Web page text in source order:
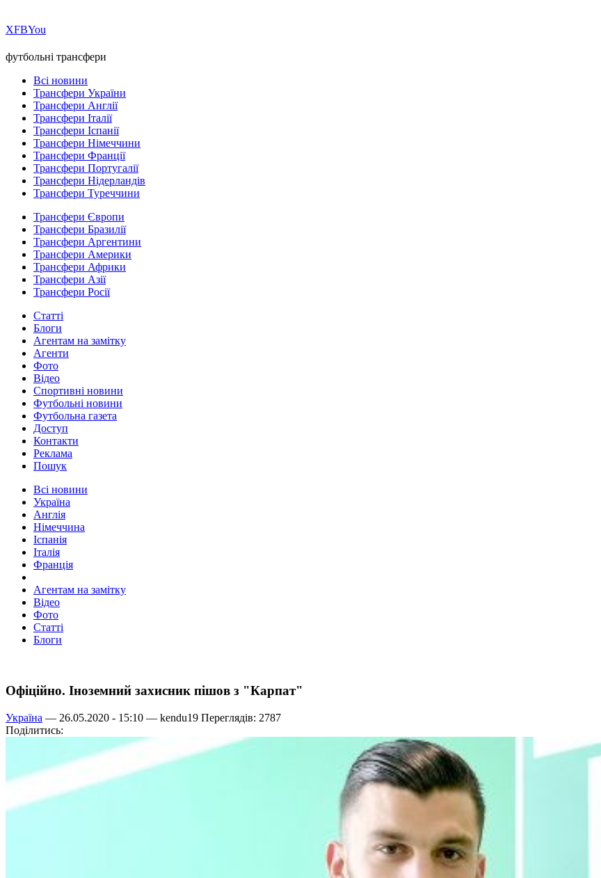
ХFBYou
футбольні трансфери
Всі новини
Трансфери України
Трансфери Англії
Трансфери Італії
Трансфери Іспанії
Трансфери Німеччини
Трансфери Франції
Трансфери Португалії
Трансфери Нідерландів
Трансфери Туреччини
Трансфери Європи
Трансфери Бразилії
Трансфери Аргентини
Трансфери Америки
Трансфери Африки
Трансфери Азії
Трансфери Росії
Статті
Блоги
Агентам на замітку
Агенти
Фото
Відео
Спортивні новини
Футбольні новини
Футбольна газета
Доступ
Контакти
Реклама
Пошук
Всі новини
Україна
Англія
Німеччина
Іспанія
Італія
Франція
Агентам на замітку
Відео
Фото
Статті
Блоги
Офіційно. Іноземний захисник пішов з "Карпат"
Україна — 26.05.2020 - 15:10 — kendu19 Переглядів: 2787
Поділитись: